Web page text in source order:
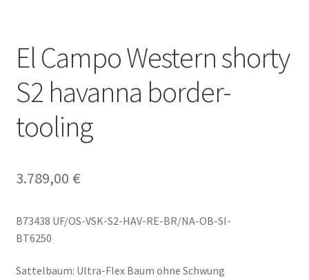
El Campo Western shorty
S2 havanna border-
tooling
3.789,00 €
B73438 UF/OS-VSK-S2-HAV-RE-BR/NA-OB-SI-
BT6250
Sattelbaum: Ultra-Flex Baum ohne Schwung